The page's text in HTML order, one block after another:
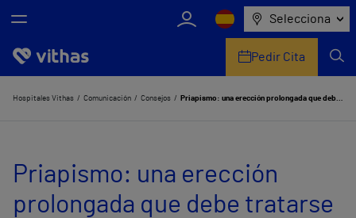
Selecciona
Nosotros
Servicios de salud
Equipo médico y asistencial
Pedir Cita
Hospitales Vithas Comunicación Consejos Priapismo: una erección prolongada que debe tratarse
Priapismo: una erección
prolongada que debe tratarse